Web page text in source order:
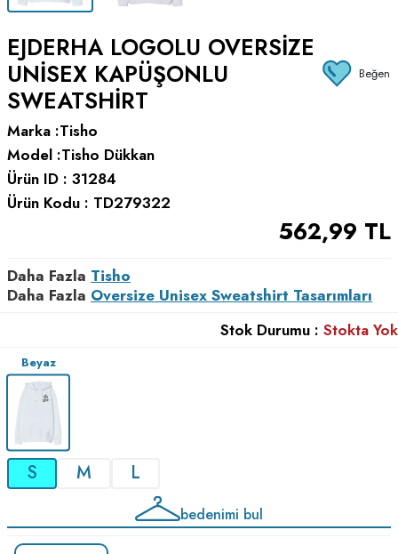
EJDERHA LOGOLU OVERSIZE
UNISEX KAPÜŞONLU
SWEATSHIRT
Beğen
Marka :Tisho
Model :Tisho Dükkan
Ürün ID : 31284
Ürün Kodu : TD279322
562,99 TL
Daha Fazla Tisho
Daha Fazla Oversize Unisex Sweatshirt Tasarımları
Stok Durumu : Stokta Yok
Beyaz
S M L
bedenimi bul